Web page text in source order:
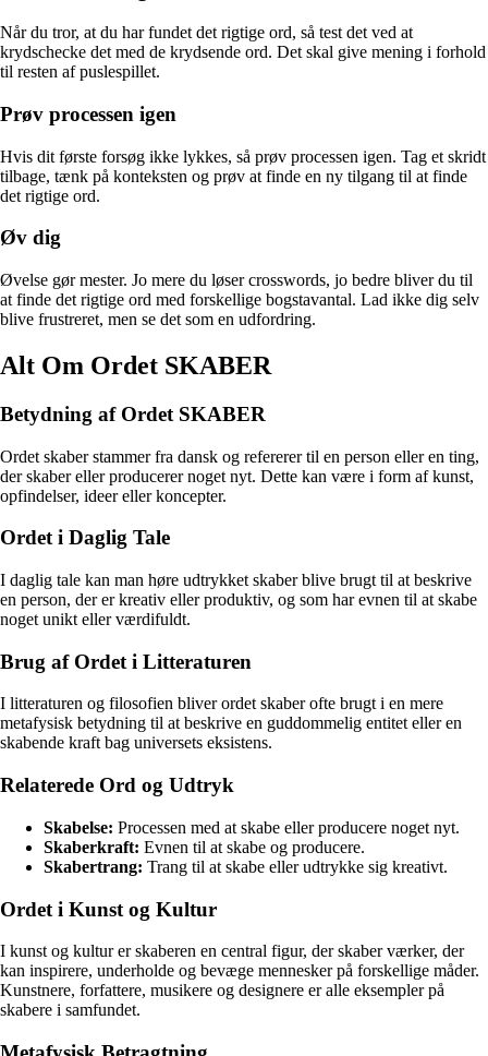
Når du tror, at du har fundet det rigtige ord, så test det ved at
krydschecke det med de krydsende ord. Det skal give mening i forhold
til resten af puslespillet.
Prøv processen igen
Hvis dit første forsøg ikke lykkes, så prøv processen igen. Tag et skridt
tilbage, tænk på konteksten og prøv at finde en ny tilgang til at finde
det rigtige ord.
Øv dig
Øvelse gør mester. Jo mere du løser crosswords, jo bedre bliver du til
at finde det rigtige ord med forskellige bogstavantal. Lad ikke dig selv
blive frustreret, men se det som en udfordring.
Alt Om Ordet SKABER
Betydning af Ordet SKABER
Ordet skaber stammer fra dansk og refererer til en person eller en ting,
der skaber eller producerer noget nyt. Dette kan være i form af kunst,
opfindelser, ideer eller koncepter.
Ordet i Daglig Tale
I daglig tale kan man høre udtrykket skaber blive brugt til at beskrive
en person, der er kreativ eller produktiv, og som har evnen til at skabe
noget unikt eller værdifuldt.
Brug af Ordet i Litteraturen
I litteraturen og filosofien bliver ordet skaber ofte brugt i en mere
metafysisk betydning til at beskrive en guddommelig entitet eller en
skabende kraft bag universets eksistens.
Relaterede Ord og Udtryk
Skabelse: Processen med at skabe eller producere noget nyt.
Skaberkraft: Evnen til at skabe og producere.
Skabertrang: Trang til at skabe eller udtrykke sig kreativt.
Ordet i Kunst og Kultur
I kunst og kultur er skaberen en central figur, der skaber værker, der
kan inspirere, underholde og bevæge mennesker på forskellige måder.
Kunstnere, forfattere, musikere og designere er alle eksempler på
skabere i samfundet.